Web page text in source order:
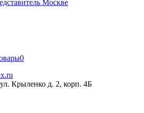
Москве
0
Крыленко д. 2, корп. 4Б